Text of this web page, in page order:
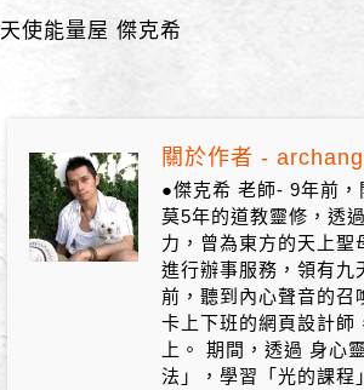
天使能量屋 傑克希
關於作者 -
●傑克希 老師- 9年前
莫5年的道教靈修，透
力，曾為東方的天上
進行辦事服務，領有
前，聽到內心聲音的召
卡上下班的網頁設計師
上。 期間，透過 身心
法」，學習「光的課程